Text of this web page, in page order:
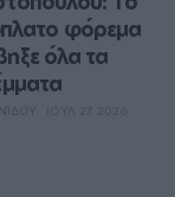
φόρεμα
όλα τα